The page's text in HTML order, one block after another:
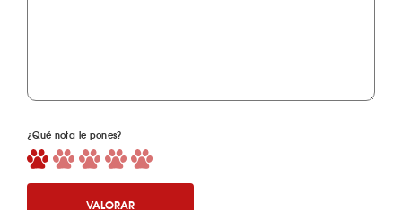
¿Qué nota le pones?
VALORAR